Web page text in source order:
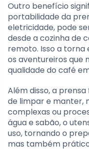
Outro benefício
portabilidade da
eletricidade, pode
desde a cozinha de
remoto. Isso a
os aventureiros que
qualidade do café
Além disso, a
de limpar e manter,
complexas ou
água e sabão, o
uso, tornando o
mas também